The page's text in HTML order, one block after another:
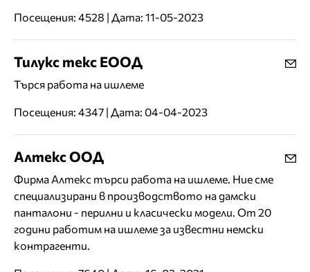
Посещения: 4528 | Дата: 11-05-2023
Тилукс текс ЕООД
Търся работа на ишлеме
Посещения: 4347 | Дата: 04-04-2023
Алтекс ООД
Фирма Алтекс търси работа на ишлеме. Ние сме
специализирани в производството на дамски
панталони - перилни и класически модели. От 20
години работим на ишлеме за известни немски
контрагенти.